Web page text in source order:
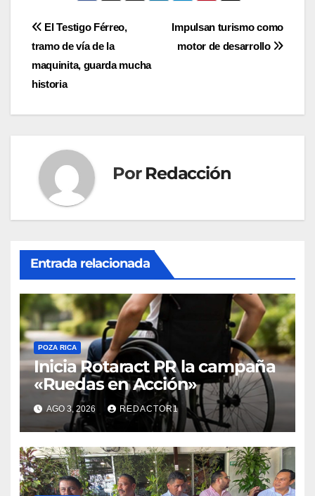
Navegación
de
entradas
Impulsan turismo como
motor de desarrollo
El Testigo Férreo,
tramo de vía de la
maquinita, guarda mucha
historia
Por Redacción
Entrada relacionada
POZA RICA
Inicia Rotaract PR la campaña
«Ruedas en Acción»
AGO 3, 2026 REDACTOR1